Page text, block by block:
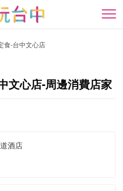
開
食-台中文心店
文心店-周邊消費店家
酒店